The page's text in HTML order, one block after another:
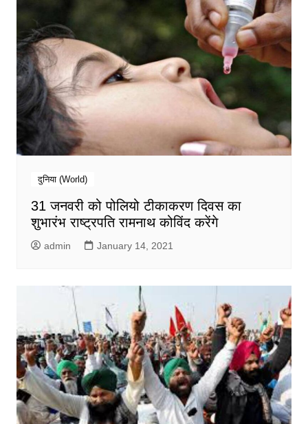
दुनिया (World)
31 जनवरी को पोलियो टीकाकरण दिवस का
शुभारंभ राष्ट्रपति रामनाथ कोविंद करेंगे
admin January 14, 2021